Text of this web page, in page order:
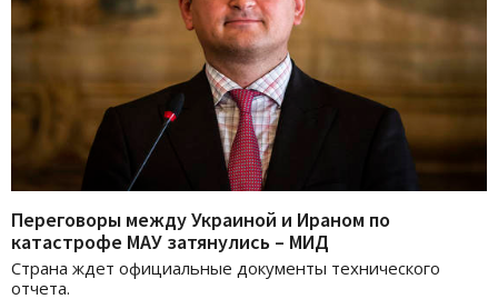
Переговоры между Украиной и Ираном по
катастрофе МАУ затянулись – МИД
Страна ждет официальные документы технического
отчета.